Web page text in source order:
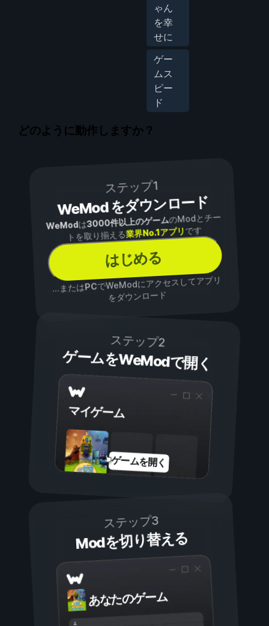
ゃん
を幸
せに
ゲー
ムス
ピー
ド
どのように動作しますか？
ステップ1
WeMod をダウンロード
WeModは3000件以上のゲームのModとチー
トを取り揃える業界No.1アプリです
はじめる
...またはPCでWeModにアクセスしてアプリ
をダウンロード
ステップ2
ゲームをWeModで開く
マイゲーム
ゲームを開く
ステップ3
Modを切り替える
あなたのゲーム